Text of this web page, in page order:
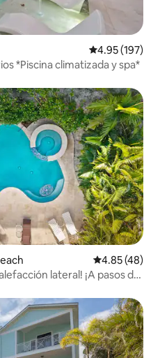
Calificación
4.95 (197)
*Piscina climatizada y spa*
Calificación
4.85 (48)
lateral! ¡A pasos de